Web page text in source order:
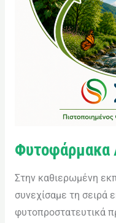
Φυτοφάρμακα
Στην καθιερωμένη
συνεχίσαμε τη σειρά
φυτοπροστατευτικά